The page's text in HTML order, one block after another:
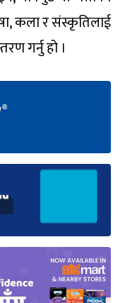
कला र संस्कृतिलाई
गर्नु हो ।